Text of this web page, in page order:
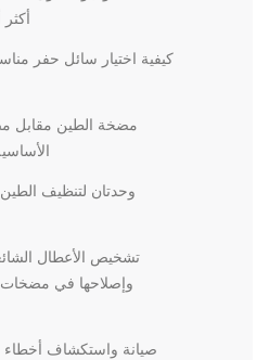
كيفية اختيار سائل حفر
مضخة الطين مقابل
وحدتان لتنظيف
تشخيص الأعطال
وإصلاحها في
صيانة واستكشاف أخطاء